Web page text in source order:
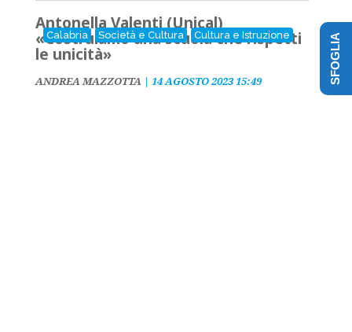
Calabria Società e Cultura Cultura e Istruzione
Antonella Valenti (Unical)
«Costruiamo una scuola che rispetti
le unicità»
ANDREA MAZZOTTA| 14 AGOSTO 2023 15:49 SFOGLIA